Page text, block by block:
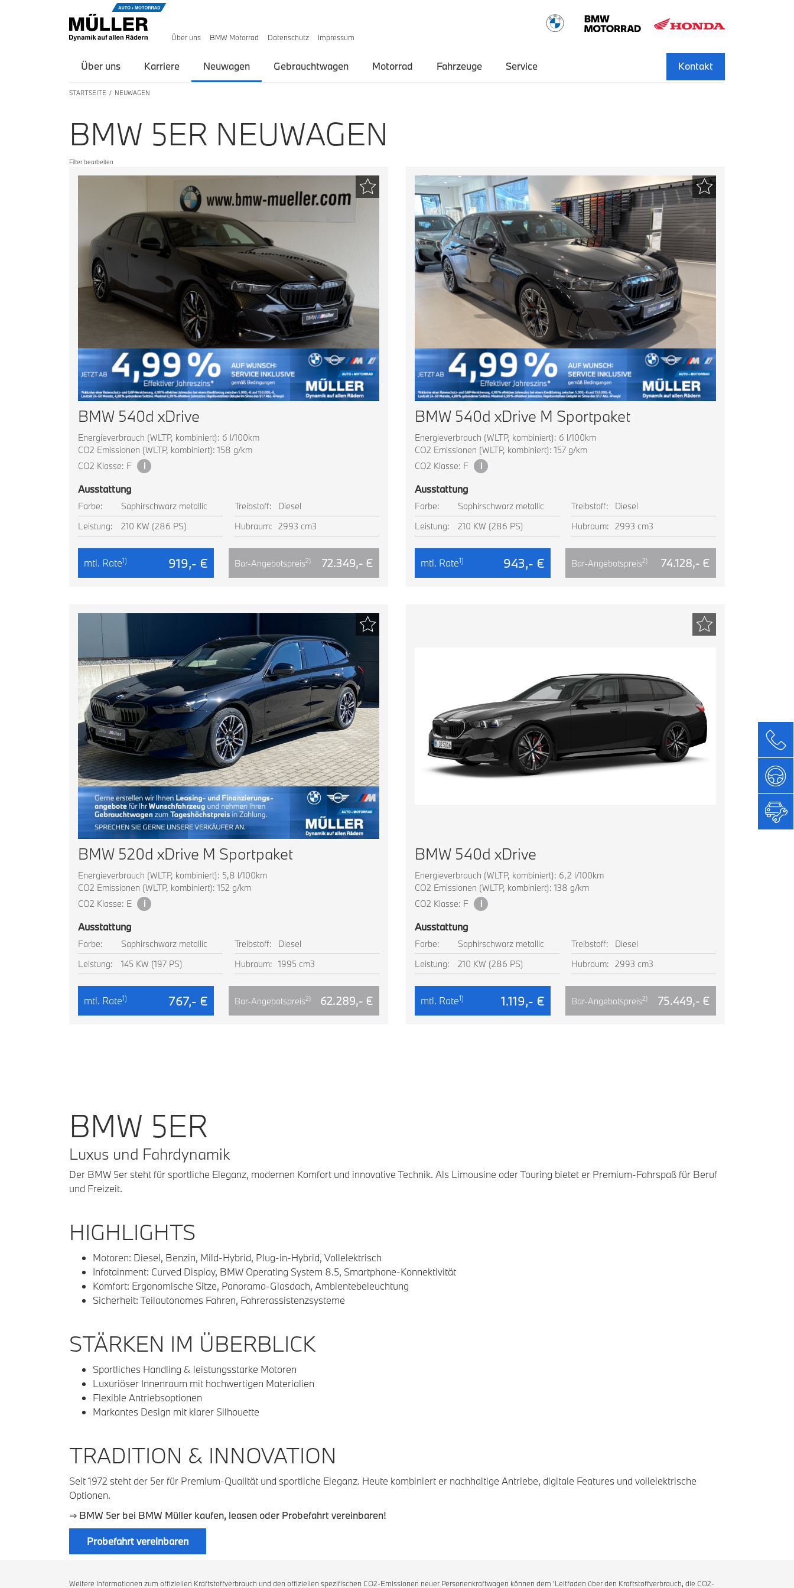
Über uns BMW Motorrad Datenschutz Impressum
Über uns Karriere Neuwagen Gebrauchtwagen Motorrad Fahrzeuge Service Kontakt
STARTSEITE NEUWAGEN
BMW 5ER NEUWAGEN
Filter bearbeiten
BMW 540d xDrive
Energieverbrauch (WLTP, kombiniert): 6 l/100km
CO2 Emissionen (WLTP, kombiniert): 158 g/km
CO2 Klasse: F
i
Ausstattung
Farbe: Saphirschwarz metallic Treibstoff:
Diesel
Leistung:
210 KW (286 PS) Hubraum: 2993 cm3
mtl. Rate1) 919,- € Bar-Angebotspreis2) 72.349,- €
BMW 540d xDrive M Sportpaket
Energieverbrauch (WLTP, kombiniert): 6 l/100km
CO2 Emissionen (WLTP, kombiniert): 157 g/km
CO2 Klasse: F
i
Ausstattung
Farbe: Saphirschwarz metallic Treibstoff:
Diesel
Leistung:
210 KW (286 PS) Hubraum: 2993 cm3
mtl. Rate1) 943,- € Bar-Angebotspreis2) 74.128,- €
BMW 520d xDrive M Sportpaket
Energieverbrauch (WLTP, kombiniert): 5,8 l/100km
CO2 Emissionen (WLTP, kombiniert): 152 g/km
CO2 Klasse: E
i
Ausstattung
Farbe: Saphirschwarz metallic Treibstoff:
Diesel
Leistung:
145 KW (197 PS) Hubraum: 1995 cm3
mtl. Rate1) 767,- € Bar-Angebotspreis2) 62.289,- €
BMW 540d xDrive
Energieverbrauch (WLTP, kombiniert): 6,2 l/100km
CO2 Emissionen (WLTP, kombiniert): 138 g/km
CO2 Klasse: F
i
Ausstattung
Farbe: Saphirschwarz metallic Treibstoff:
Diesel
Leistung:
210 KW (286 PS) Hubraum: 2993 cm3
mtl. Rate1) 1.119,- € Bar-Angebotspreis2) 75.449,- €
BMW 5ER
Luxus und Fahrdynamik
Der BMW 5er steht für sportliche Eleganz, modernen Komfort und innovative Technik. Als Limousine oder Touring bietet er Premium-Fahrspaß für Beruf
und Freizeit.
HIGHLIGHTS
Motoren: Diesel, Benzin, Mild-Hybrid, Plug-in-Hybrid, Vollelektrisch
Infotainment: Curved Display, BMW Operating System 8.5, Smartphone-Konnektivität
Komfort: Ergonomische Sitze, Panorama-Glasdach, Ambientebeleuchtung
Sicherheit: Teilautonomes Fahren, Fahrerassistenzsysteme
STÄRKEN IM ÜBERBLICK
Sportliches Handling & leistungsstarke Motoren
Luxuriöser Innenraum mit hochwertigen Materialien
Flexible Antriebsoptionen
Markantes Design mit klarer Silhouette
TRADITION & INNOVATION
Seit 1972 steht der 5er für Premium-Qualität und sportliche Eleganz. Heute kombiniert er nachhaltige Antriebe, digitale Features und vollelektrische
Optionen.
⇒ BMW 5er bei BMW Müller kaufen, leasen oder Probefahrt vereinbaren!
Probefahrt vereinbaren
Weitere Informationen zum offiziellen Kraftstoffverbrauch und den offiziellen spezifischen CO2-Emissionen neuer Personenkraftwagen können dem 'Leitfaden über den Kraftstoffverbrauch, die CO2-